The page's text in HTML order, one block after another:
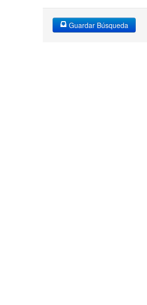
Guardar Búsqueda